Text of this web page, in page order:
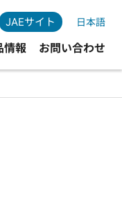
JAEサイト 日本語
情報 お問い合わせ